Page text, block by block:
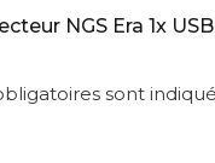
NGS Era 1x
sont